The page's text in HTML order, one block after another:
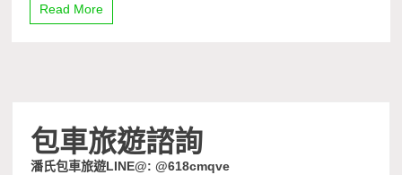
Read More
包車旅遊諮詢
潘氏包車旅遊LINE@: @618cmqve